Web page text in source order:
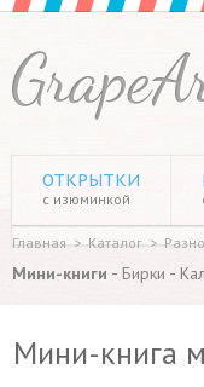
ОТКРЫТКИ
с изюминкой
Главная > Каталог >
Мини-книги - Бирки -
Мини-книга